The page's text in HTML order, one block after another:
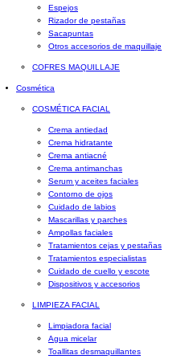
Espejos
Rizador de pestañas
Sacapuntas
Otros accesorios de maquillaje
COFRES MAQUILLAJE
Cosmética
COSMÉTICA FACIAL
Crema antiedad
Crema hidratante
Crema antiacné
Crema antimanchas
Serum y aceites faciales
Contorno de ojos
Cuidado de labios
Mascarillas y parches
Ampollas faciales
Tratamientos cejas y pestañas
Tratamientos especialistas
Cuidado de cuello y escote
Dispositivos y accesorios
LIMPIEZA FACIAL
Limpiadora facial
Agua micelar
Toallitas desmaquillantes